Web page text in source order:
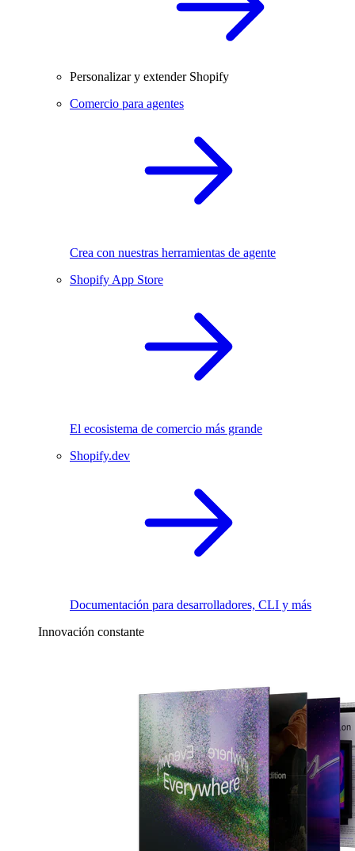
Personalizar y extender Shopify
Comercio para agentes
Crea con nuestras herramientas de agente
Shopify App Store
El ecosistema de comercio más grande
Shopify.dev
Documentación para desarrolladores, CLI y más
Innovación constante